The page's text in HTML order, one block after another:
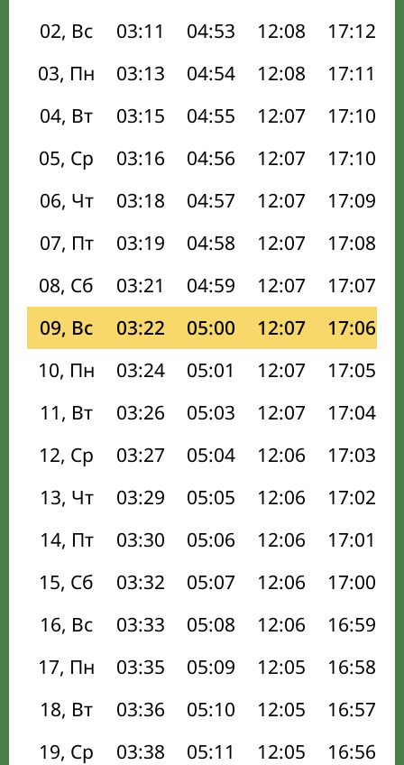
02, Вс
03:11 04:53 12:08 17:12
03, Пн
03:13 04:54 12:08 17:11
04, Вт
03:15 04:55 12:07 17:10
05, Ср
03:16 04:56 12:07 17:10
06, Чт
03:18 04:57 12:07 17:09
07, Пт
03:19 04:58 12:07 17:08
08, Сб
03:21 04:59 12:07 17:07
09, Вс
03:22 05:00 12:07 17:06
10, Пн
03:24 05:01 12:07 17:05
11, Вт
03:26 05:03 12:07 17:04
12, Ср
03:27 05:04 12:06 17:03
13, Чт
03:29 05:05 12:06 17:02
14, Пт
03:30 05:06 12:06 17:01
15, Сб
03:32 05:07 12:06 17:00
16, Вс
03:33 05:08 12:06 16:59
17, Пн
03:35 05:09 12:05 16:58
18, Вт
03:36 05:10 12:05 16:57
19, Ср
03:38 05:11 12:05 16:56